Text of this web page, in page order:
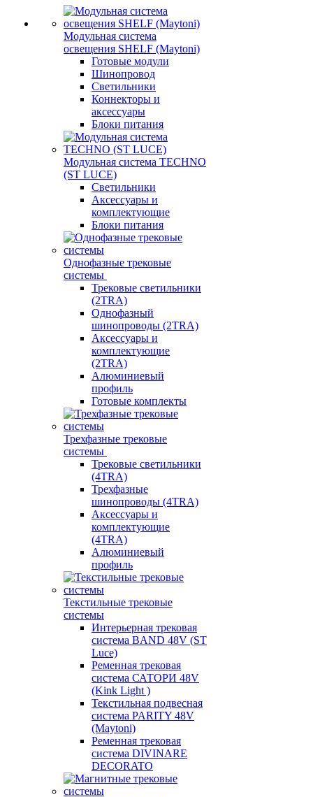
Модульная система
освещения SHELF (Maytoni)
Готовые модули
Шинопровод
Светильники
Коннекторы и
аксессуары
Блоки питания
Модульная система TECHNO
(ST LUCE)
Светильники
Аксессуары и
комплектующие
Блоки питания
Однофазные трековые
системы
Трековые светильники
(2TRA)
Однофазный
шинопроводы (2TRA)
Аксессуары и
комплектующие
(2TRA)
Алюминиевый
профиль
Готовые комплекты
Трехфазные трековые
системы
Трековые светильники
(4TRA)
Трехфазные
шинопроводы (4TRA)
Аксессуары и
комплектующие
(4TRA)
Алюминиевый
профиль
Текстильные трековые
системы
Интерьерная трековая
система BAND 48V (ST
Luce)
Ременная трековая
система САТОРИ 48V
(Kink Light )
Текстильная подвесная
система PARITY 48V
(Maytoni)
Ременная трековая
система DIVINARE
DECORATO